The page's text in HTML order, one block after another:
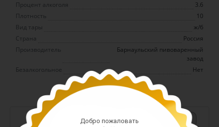
Процент алкоголя
3.6
Плотность
10
Вид тары
ж/б
Страна
Россия
Производитель
Барнаульский пивоваренный
завод
Безалкогольное
Нет
Добро пожаловать